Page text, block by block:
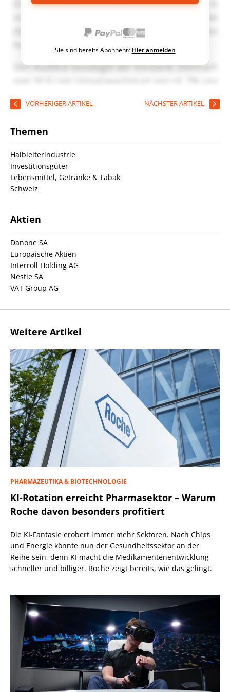
Sie sind bereits Abonnent? Hier anmelden
VORHERIGER ARTIKEL NÄCHSTER ARTIKEL
Themen
Halbleiterindustrie
Investitionsgüter
Lebensmittel, Getränke & Tabak
Schweiz
Aktien
Danone SA
Europäische Aktien
Interroll Holding AG
Nestle SA
VAT Group AG
Weitere Artikel
PHARMAZEUTIKA & BIOTECHNOLOGIE
KI-Rotation erreicht Pharmasektor – Warum
Roche davon besonders profitiert
Die KI-Fantasie erobert immer mehr Sektoren. Nach Chips
und Energie könnte nun der Gesundheitssektor an der
Reihe sein, denn KI macht die Medikamentenentwicklung
schneller und billiger. Roche zeigt bereits, wie das gelingt.